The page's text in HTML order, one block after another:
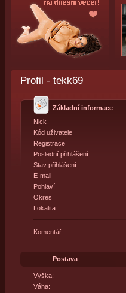
Profil - tekk69
Základní informace
Nick
Kód uživatele
Registrace
Poslední přihlášení:
Stav přihlášení
E-mail
Pohlaví
Okres
Lokalita
Komentář:
Postava
Výška:
Váha: